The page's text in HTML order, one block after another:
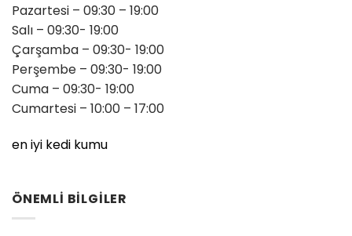
Pazartesi – 09:30 – 19:00
Salı – 09:30- 19:00
Çarşamba – 09:30- 19:00
Perşembe – 09:30- 19:00
Cuma – 09:30- 19:00
Cumartesi – 10:00 – 17:00
en iyi kedi kumu
ÖNEMLİ BİLGİLER